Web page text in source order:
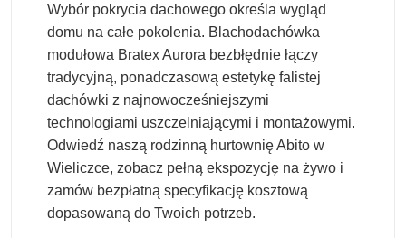
Wybór pokrycia dachowego określa wygląd
domu na całe pokolenia. Blachodachówka
modułowa Bratex Aurora bezbłędnie łączy
tradycyjną, ponadczasową estetykę falistej
dachówki z najnowocześniejszymi
technologiami uszczelniającymi i montażowymi.
Odwiedź naszą rodzinną hurtownię Abito w
Wieliczce, zobacz pełną ekspozycję na żywo i
zamów bezpłatną specyfikację kosztową
dopasowaną do Twoich potrzeb.